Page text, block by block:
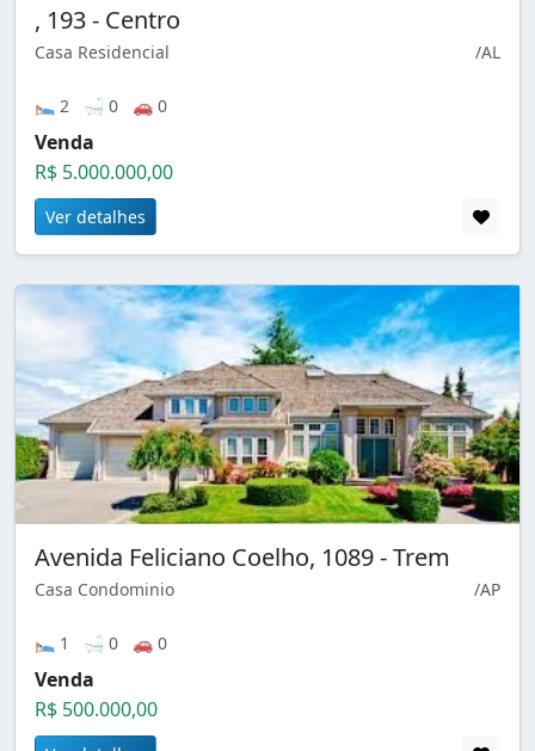
, 193 - Centro
Casa Residencial /AL
🛌 2 🛁 0 🚗 0
Venda
R$ 5.000.000,00
Ver detalhes
Avenida Feliciano Coelho, 1089 - Trem
Casa Condominio /AP
🛌 1 🛁 0 🚗 0
Venda
R$ 500.000,00